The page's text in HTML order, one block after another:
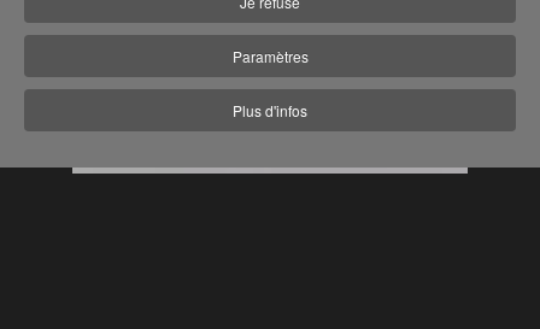
Paramètres
Plus d'infos